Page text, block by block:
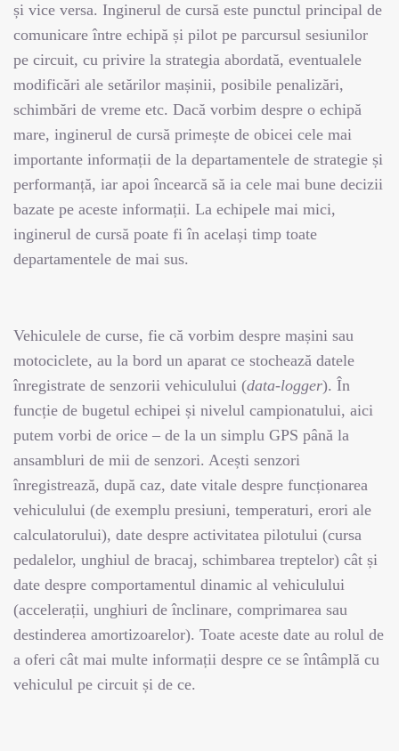
și vice versa. Inginerul de cursă este punctul principal de
comunicare între echipă și pilot pe parcursul sesiunilor
pe circuit, cu privire la strategia abordată, eventualele
modificări ale setărilor mașinii, posibile penalizări,
schimbări de vreme etc. Dacă vorbim despre o echipă
mare, inginerul de cursă primește de obicei cele mai
importante informații de la departamentele de strategie și
performanță, iar apoi încearcă să ia cele mai bune decizii
bazate pe aceste informații. La echipele mai mici,
inginerul de cursă poate fi în același timp toate
departamentele de mai sus.
Vehiculele de curse, fie că vorbim despre mașini sau
motociclete, au la bord un aparat ce stochează datele
înregistrate de senzorii vehiculului (data-logger). În
funcție de bugetul echipei și nivelul campionatului, aici
putem vorbi de orice – de la un simplu GPS până la
ansambluri de mii de senzori. Acești senzori
înregistrează, după caz, date vitale despre funcționarea
vehiculului (de exemplu presiuni, temperaturi, erori ale
calculatorului), date despre activitatea pilotului (cursa
pedalelor, unghiul de bracaj, schimbarea treptelor) cât și
date despre comportamentul dinamic al vehiculului
(accelerații, unghiuri de înclinare, comprimarea sau
destinderea amortizoarelor). Toate aceste date au rolul de
a oferi cât mai multe informații despre ce se întâmplă cu
vehiculul pe circuit și de ce.